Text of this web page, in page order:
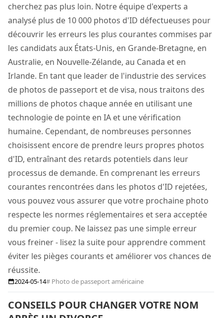
cherchez pas plus loin. Notre équipe d'experts a
analysé plus de 10 000 photos d'ID défectueuses pour
découvrir les erreurs les plus courantes commises par
les candidats aux États-Unis, en Grande-Bretagne, en
Australie, en Nouvelle-Zélande, au Canada et en
Irlande. En tant que leader de l'industrie des services
de photos de passeport et de visa, nous traitons des
millions de photos chaque année en utilisant une
technologie de pointe en IA et une vérification
humaine. Cependant, de nombreuses personnes
choisissent encore de prendre leurs propres photos
d'ID, entraînant des retards potentiels dans leur
processus de demande. En comprenant les erreurs
courantes rencontrées dans les photos d'ID rejetées,
vous pouvez vous assurer que votre prochaine photo
respecte les normes réglementaires et sera acceptée
du premier coup. Ne laissez pas une simple erreur
vous freiner - lisez la suite pour apprendre comment
éviter les pièges courants et améliorer vos chances de
réussite.
2024-05-14# Photo de passeport américaine
CONSEILS POUR CHANGER VOTRE NOM